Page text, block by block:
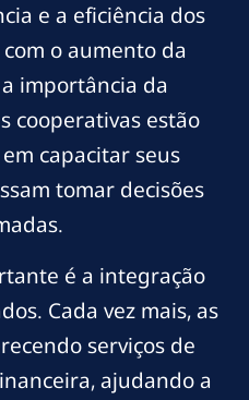
e a eficiência dos
o aumento da
importância da
cooperativas estão
capacitar seus
tomar decisões
é a integração
Cada vez mais, as
serviços de
ajudando a